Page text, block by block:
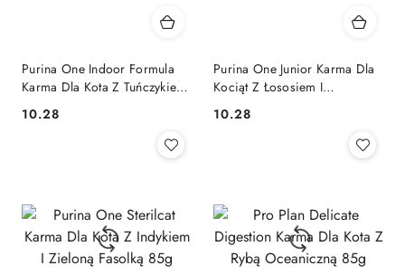
Purina One Indoor Formula
Karma Dla Kota Z Tuńczykiem
Cena:
10.28
Purina One Junior Karma Dla
Kociąt Z Łososiem I
Cena:
10.28